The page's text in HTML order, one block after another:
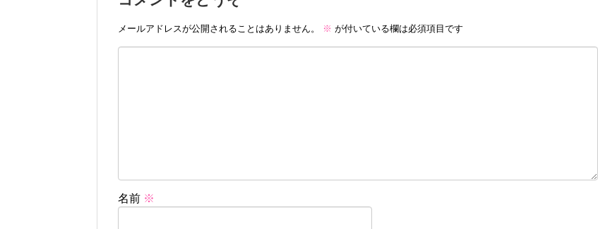
メールアドレスが公開されることはありません。 ※ が付いている欄は必須項目です
名前 ※